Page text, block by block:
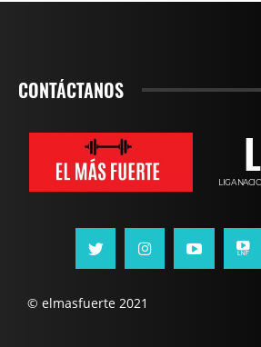
CONTÁCTANOS
LIGA
© elmasfuerte 2021